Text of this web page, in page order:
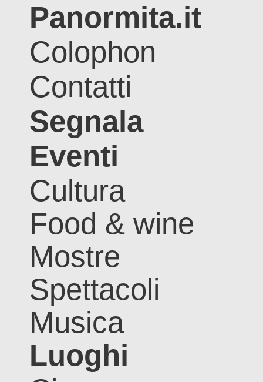
Panormita.it
Colophon
Contatti
Segnala
Eventi
Cultura
Food & wine
Mostre
Spettacoli
Musica
Luoghi